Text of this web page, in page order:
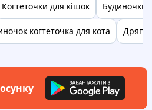
Когтеточки для кішок Будиночки
когтеточка для кота